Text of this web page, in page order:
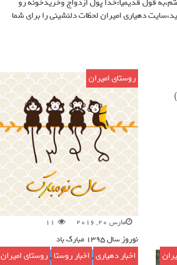
دهيارى اميران لحظات دلنشينى را براى شما
روستای امیران
مارس 20, 2016 11
نوروز سال ۱۳۹۵ مبارک باد
اخبار دهیاری, اخبار روستا ,روستای امیران